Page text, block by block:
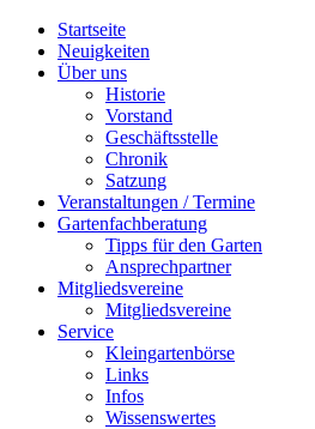
Startseite
Neuigkeiten
Über uns
Historie
Vorstand
Geschäftsstelle
Chronik
Satzung
Veranstaltungen / Termine
Gartenfachberatung
Tipps für den Garten
Ansprechpartner
Mitgliedsvereine
Mitgliedsvereine
Service
Kleingartenbörse
Links
Infos
Wissenswertes